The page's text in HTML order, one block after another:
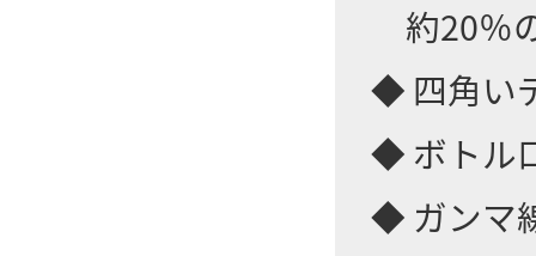
約20％
◆ 四角い
◆ ボトル
◆ ガンマ